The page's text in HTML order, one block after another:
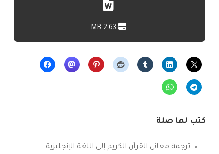
كتب لها صلة
ترجمة معاني القرآن الكريم إلى اللغة الإنجليزية